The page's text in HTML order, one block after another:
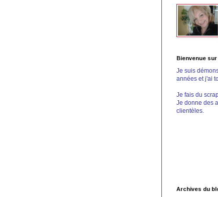
Bienvenue
Je suis
années et j'ai
Je fais du
Je donne des
clientèles.
Archives du